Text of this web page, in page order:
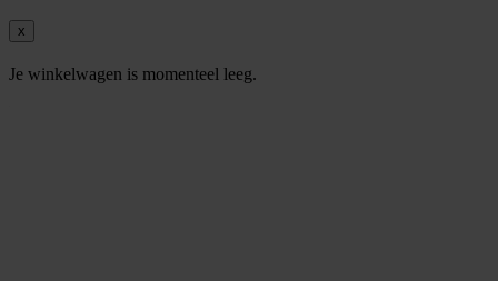
x
Je winkelwagen is momenteel leeg.